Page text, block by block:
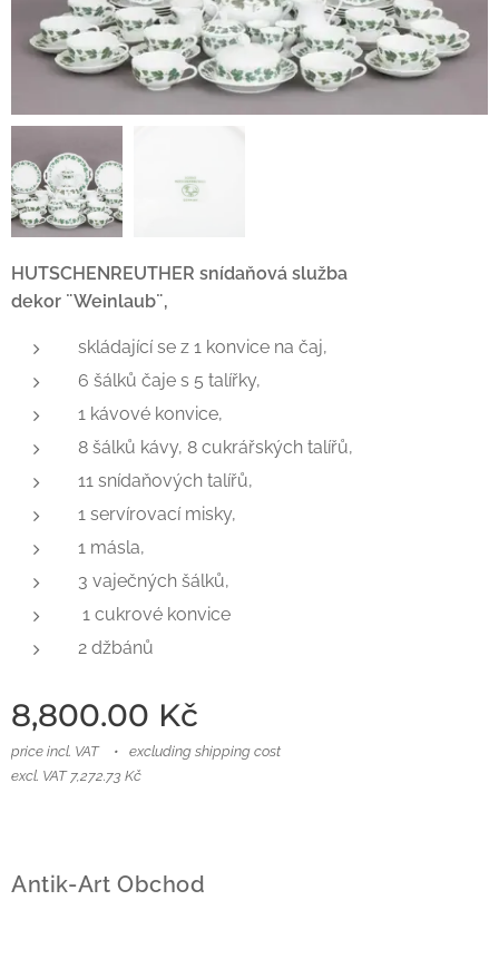
HUTSCHENREUTHER snídaňová služba
dekor ¨Weinlaub¨,
skládající se z 1 konvice na čaj,
6 šálků čaje s 5 talířky,
1 kávové konvice,
8 šálků kávy, 8 cukrářských talířů,
11 snídaňových talířů,
1 servírovací misky,
1 másla,
3 vaječných šálků,
1 cukrové konvice
2 džbánů
8,800.00 Kč
price incl. VAT
excluding shipping cost
excl. VAT 7,272.73 Kč
Antik-Art Obchod